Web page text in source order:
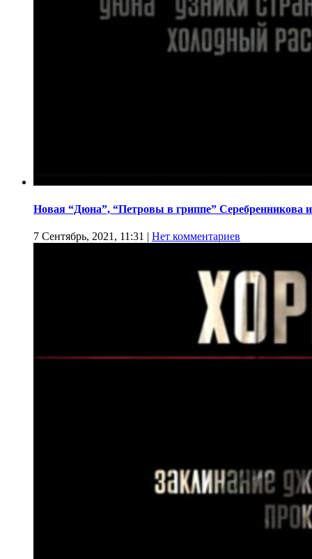
Новая “Дюна”, “Петровы в гриппе” Серебренникова
7 Сентябрь, 2021, 11:31 | Нет комментариев